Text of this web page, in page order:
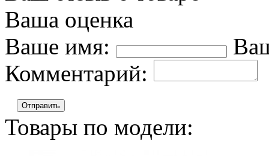
Ваша оценка
Ваше имя:
Комментарий:
Отправить
Товары по модели: